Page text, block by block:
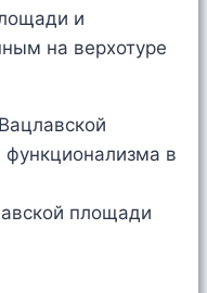
и
на верхотуре
площади